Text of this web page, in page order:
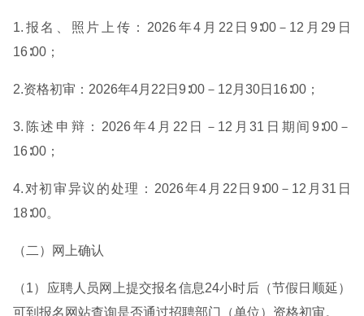
1.报名、照片上传：2026年4月22日9∶00－12月29日
16∶00；
2.资格初审：2026年4月22日9∶00－12月30日16∶00；
3.陈述申辩：2026年4月22日－12月31日期间9∶00－
16∶00；
4.对初审异议的处理：2026年4月22日9∶00－12月31日
18∶00。
（二）网上确认
（1）应聘人员网上提交报名信息24小时后（节假日顺延）
可到报名网站查询是否通过招聘部门（单位）资格初审。